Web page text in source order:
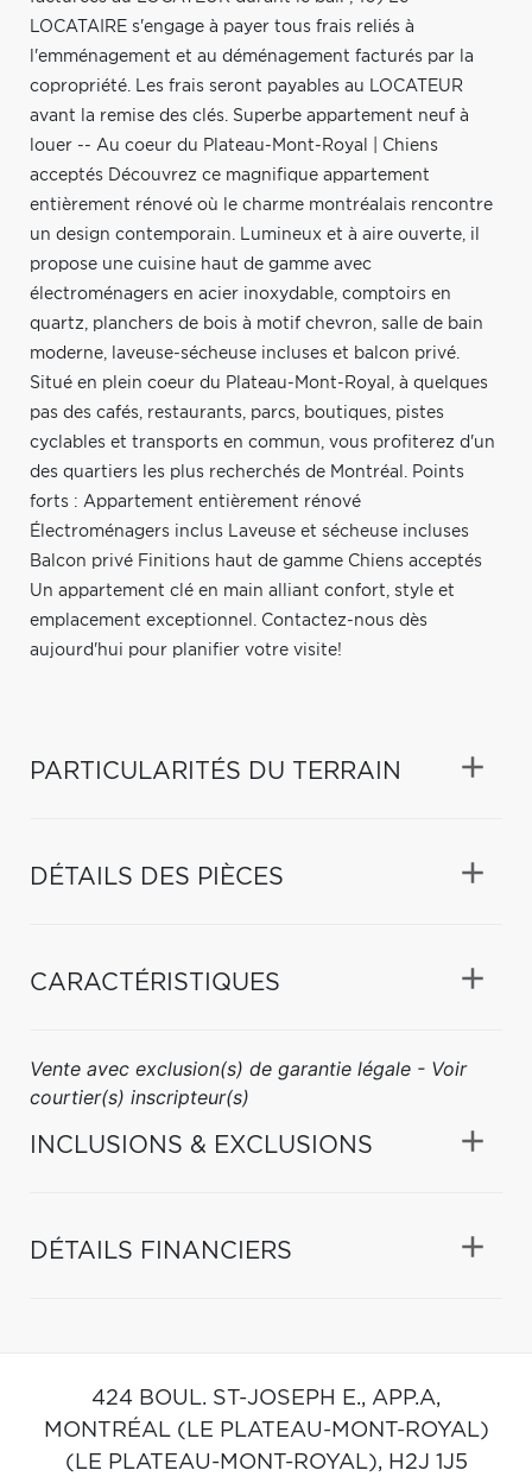
LOCATAIRE s'engage à payer tous frais reliés à
l'emménagement et au déménagement facturés par la
copropriété. Les frais seront payables au LOCATEUR
avant la remise des clés. Superbe appartement neuf à
louer -- Au coeur du Plateau-Mont-Royal | Chiens
acceptés Découvrez ce magnifique appartement
entièrement rénové où le charme montréalais rencontre
un design contemporain. Lumineux et à aire ouverte, il
propose une cuisine haut de gamme avec
électroménagers en acier inoxydable, comptoirs en
quartz, planchers de bois à motif chevron, salle de bain
moderne, laveuse-sécheuse incluses et balcon privé.
Situé en plein coeur du Plateau-Mont-Royal, à quelques
pas des cafés, restaurants, parcs, boutiques, pistes
cyclables et transports en commun, vous profiterez d'un
des quartiers les plus recherchés de Montréal. Points
forts : Appartement entièrement rénové
Électroménagers inclus Laveuse et sécheuse incluses
Balcon privé Finitions haut de gamme Chiens acceptés
Un appartement clé en main alliant confort, style et
emplacement exceptionnel. Contactez-nous dès
aujourd'hui pour planifier votre visite!
PARTICULARITÉS DU TERRAIN
DÉTAILS DES PIÈCES
CARACTÉRISTIQUES
Vente avec exclusion(s) de garantie légale - Voir
courtier(s) inscripteur(s)
INCLUSIONS & EXCLUSIONS
DÉTAILS FINANCIERS
424 BOUL. ST-JOSEPH E., APP.A,
MONTRÉAL (LE PLATEAU-MONT-ROYAL)
(LE PLATEAU-MONT-ROYAL), H2J 1J5